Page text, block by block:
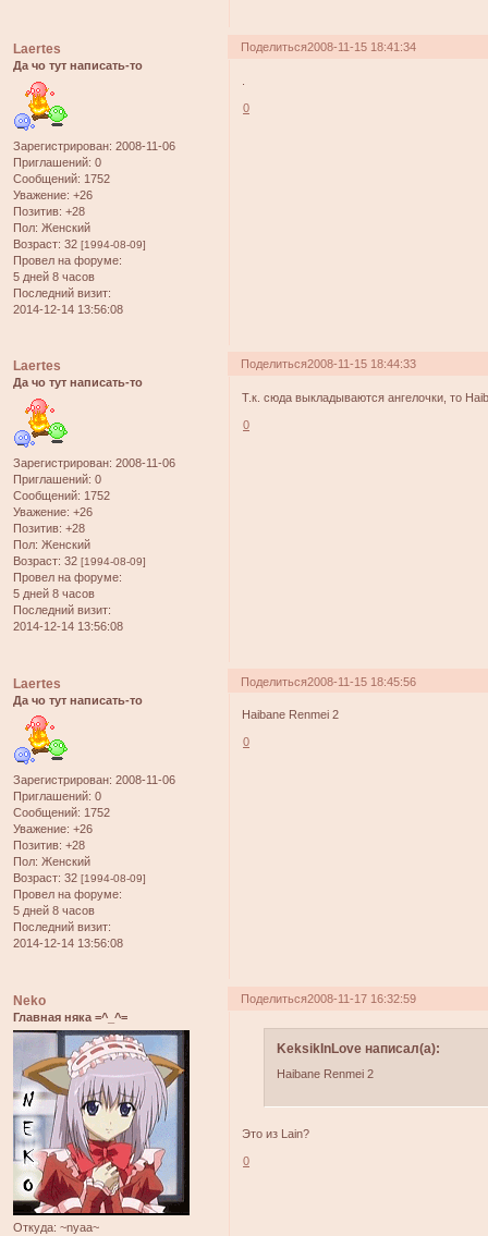
Поделиться2008-11-15 18:41:34
Laertes
Да чо тут написать-то
Зарегистрирован: 2008-11-06
Приглашений: 0
Сообщений: 1752
Уважение: +26
Позитив: +28
Пол: Женский
Возраст: 32 [1994-08-09]
Провел на форуме:
5 дней 8 часов
Последний визит:
2014-12-14 13:56:08
0
Поделиться2008-11-15 18:44:33
Laertes
Да чо тут написать-то
Зарегистрирован: 2008-11-06
Приглашений: 0
Сообщений: 1752
Уважение: +26
Позитив: +28
Пол: Женский
Возраст: 32 [1994-08-09]
Провел на форуме:
5 дней 8 часов
Последний визит:
2014-12-14 13:56:08
Т.к. сюда выкладываются ангелочки, то
0
Поделиться2008-11-15 18:45:56
Laertes
Да чо тут написать-то
Зарегистрирован: 2008-11-06
Приглашений: 0
Сообщений: 1752
Уважение: +26
Позитив: +28
Пол: Женский
Возраст: 32 [1994-08-09]
Провел на форуме:
5 дней 8 часов
Последний визит:
2014-12-14 13:56:08
Haibane Renmei 2
0
Поделиться2008-11-17 16:32:59
Neko
Главная няка =^_^=
Откуда: ~nyaa~
KeksikInLove написал(а):
Haibane Renmei 2
Это из Lain?
0